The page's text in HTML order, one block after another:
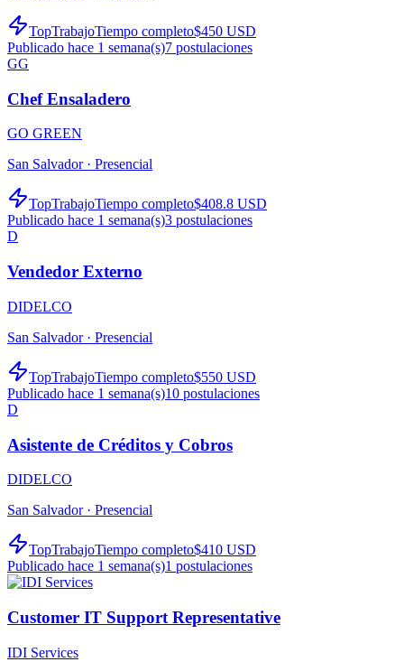
TopTrabajoTiempo completo$450 USD
Publicado hace 1 semana(s)7 postulaciones
GG
Chef Ensaladero
GO GREEN
San Salvador · Presencial
TopTrabajoTiempo completo$408.8 USD
Publicado hace 1 semana(s)3 postulaciones
D
Vendedor Externo
DIDELCO
San Salvador · Presencial
TopTrabajoTiempo completo$550 USD
Publicado hace 1 semana(s)10 postulaciones
D
Asistente de Créditos y Cobros
DIDELCO
San Salvador · Presencial
TopTrabajoTiempo completo$410 USD
Publicado hace 1 semana(s)1 postulaciones
Customer IT Support Representative
IDI Services